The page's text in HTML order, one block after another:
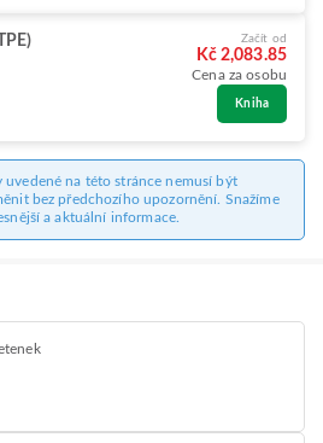
Začít od
Kč 2,083.85
Cena za osobu
Kniha
uvedené na této stránce nemusí být
bez předchozího upozornění. Snažíme
a aktuální informace.